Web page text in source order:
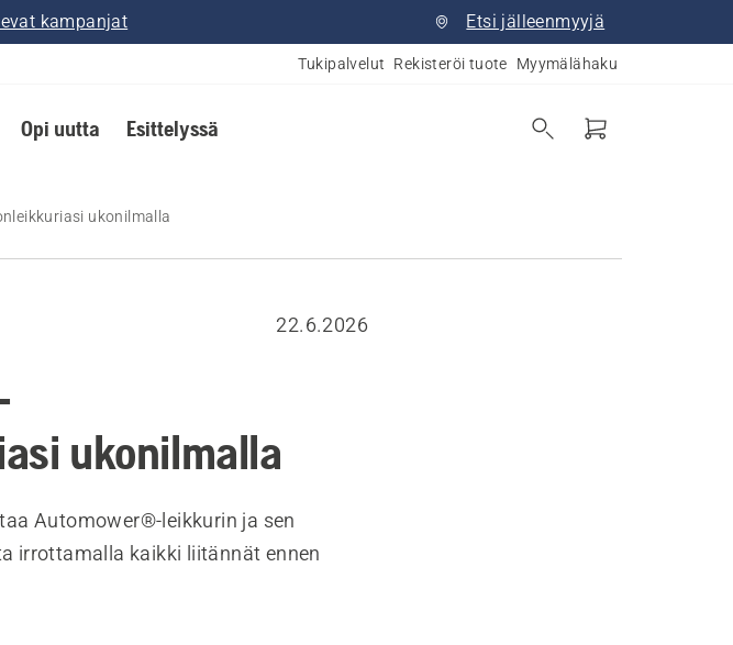
kampanjat Etsi jälleenmyyjä
Tukipalvelut Rekisteröi tuote Myymälähaku
Opi uutta Esittelyssä
ukonilmalla
22.6.2026
ukonilmalla
Automower®-leikkurin ja sen
irrottamalla kaikki liitännät ennen